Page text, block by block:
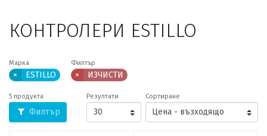
КОНТРОЛЕРИ ESTILLO
Марка
× ESTILLO
Филтър
× ИЗЧИСТИ
5 продукта
Филтър
Резултати Сортиране